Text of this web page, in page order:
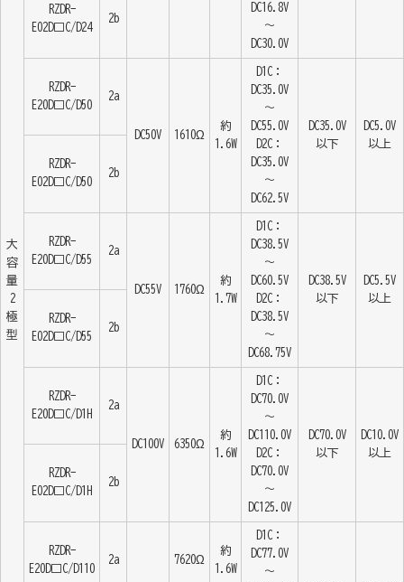
大
容
量
2
極
型
DC16.8V
～
DC30.0V
RZDR-
E02D□C/D24
2b
RZDR-
E20D□C/D50
2a
DC50V 1610Ω
約
1.6W
D1C：
DC35.0V
～
DC55.0V
D2C：
DC35.0V
～
DC62.5V
DC35.0V
以下
DC5.0V
以上
RZDR-
E02D□C/D50
2b
RZDR-
E20D□C/D55
2a
DC55V 1760Ω
約
1.7W
D1C：
DC38.5V
～
DC60.5V
D2C：
DC38.5V
～
DC68.75V
DC38.5V
以下
DC5.5V
以上
RZDR-
E02D□C/D55
2b
RZDR-
E20D□C/D1H
2a
DC100V 6350Ω
約
1.6W
D1C：
DC70.0V
～
DC110.0V
D2C：
DC70.0V
～
DC125.0V
DC70.0V
以下
DC10.0V
以上
RZDR-
E02D□C/D1H
2b
RZDR-
E20D□C/D110
2a 7620Ω
約
1.6W
D1C：
DC77.0V
～